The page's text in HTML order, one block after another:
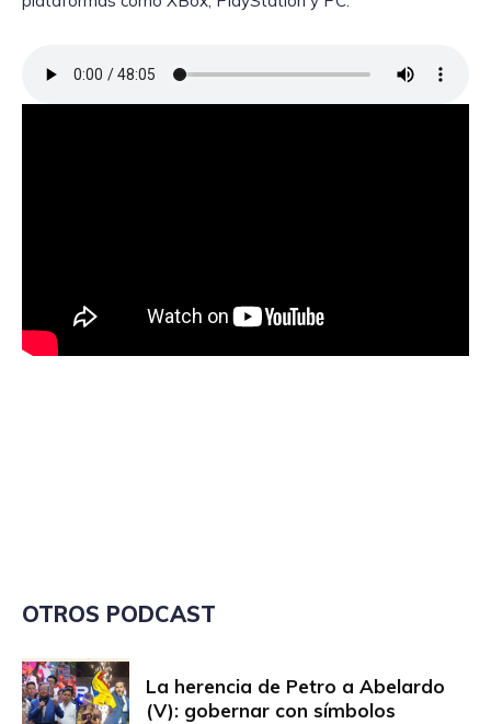
OTROS PODCAST
La herencia de Petro a Abelardo
(V): gobernar con símbolos